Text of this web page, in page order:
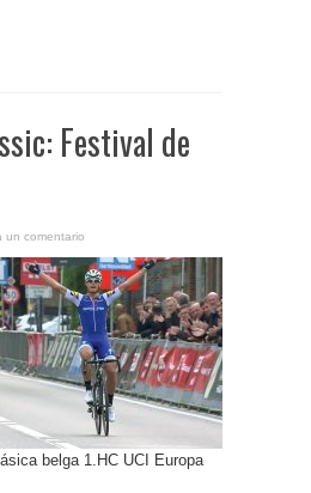
Festival de
un comentario
belga 1.HC UCI Europa